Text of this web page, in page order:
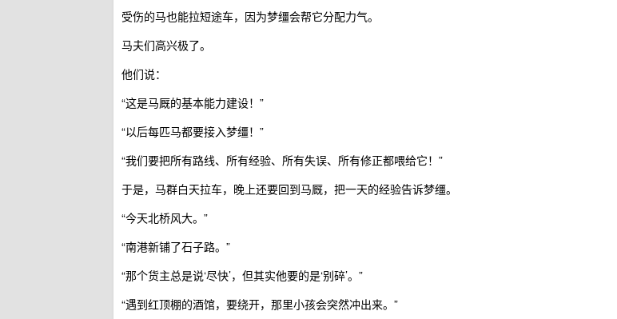
受伤的马也能拉短途车，因为梦缰会帮它分配力气。
马夫们高兴极了。
他们说：
“这是马厩的基本能力建设！”
“以后每匹马都要接入梦缰！”
“我们要把所有路线、所有经验、所有失误、所有修正都喂给它！”
于是，马群白天拉车，晚上还要回到马厩，把一天的经验告诉梦缰。
“今天北桥风大。”
“南港新铺了石子路。”
“那个货主总是说‘尽快’，但其实他要的是‘别碎’。”
“遇到红顶棚的酒馆，要绕开，那里小孩会突然冲出来。”